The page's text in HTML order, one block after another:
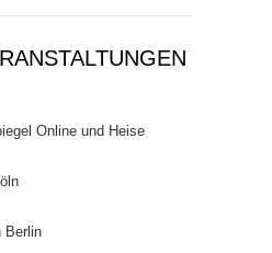
Online und Heise
Berlin